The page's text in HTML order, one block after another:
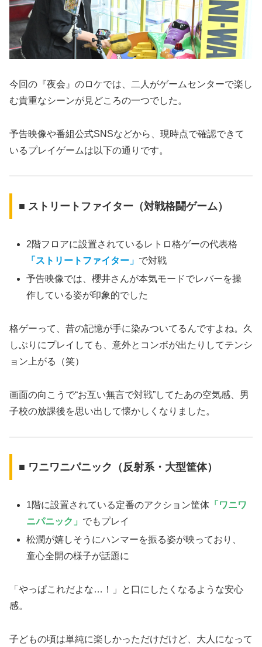
今回の『夜会』のロケでは、二人がゲームセンターで楽し
む貴重なシーンが見どころの一つでした。
予告映像や番組公式SNSなどから、現時点で確認できて
いるプレイゲームは以下の通りです。
■ ストリートファイター（対戦格闘ゲーム）
2階フロアに設置されているレトロ格ゲーの代表格
「ストリートファイター」 で対戦
予告映像では、櫻井さんが本気モードでレバーを操
作している姿が印象的でした
格ゲーって、昔の記憶が手に染みついてるんですよね。久
しぶりにプレイしても、意外とコンボが出たりしてテンシ
ョン上がる（笑）
画面の向こうで“お互い無言で対戦”してたあの空気感、男
子校の放課後を思い出して懐かしくなりました。
■ ワニワニパニック（反射系・大型筐体）
1階に設置されている定番のアクション筐体 「ワニワ
ニパニック」 でもプレイ
松潤が嬉しそうにハンマーを振る姿が映っており、
童心全開の様子が話題に
「やっぱこれだよな…！」と口にしたくなるような安心
感。
子どもの頃は単純に楽しかっただけだけど、大人になって